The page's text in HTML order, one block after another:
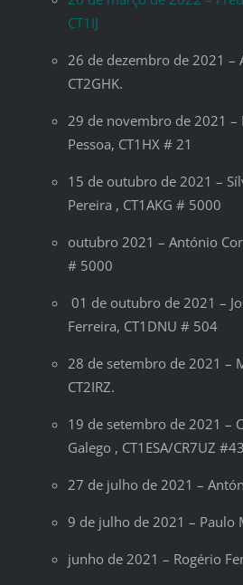
CT1IJ
26 de dezembro de 2021 –
CT2GHK.
29 de novembro de 2021 –
Pessoa, CT1HX # 21
15 de outubro de 2021 –
Pereira , CT1AKG # 5000
outubro 2021 – António
# 5000
01 de outubro de 2021 –
Ferreira, CT1DNU # 504
28 de setembro de 2021 –
CT2IRZ.
19 de setembro de 2021 –
Galego , CT1ESA/CR7UZ
27 de julho de 2021 –
9 de julho de 2021 – Paulo
junho de 2021 – Rogério